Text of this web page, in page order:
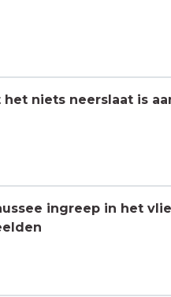
niets neerslaat is
ingreep in het